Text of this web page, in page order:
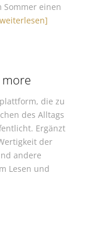
einen
more
die zu
des Alltags
Ergänzt
der
andere
Lesen und